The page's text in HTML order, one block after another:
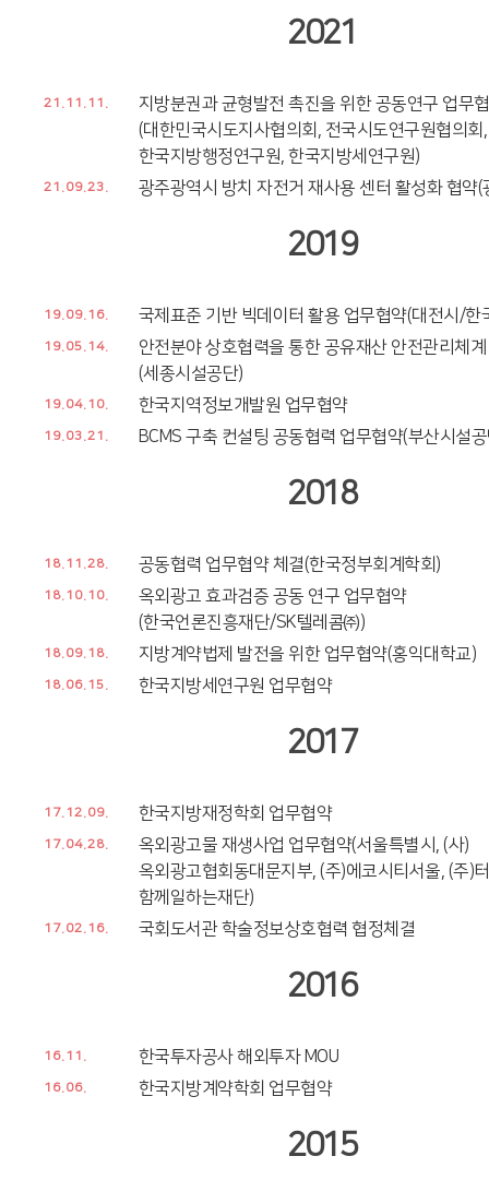
2021
21.11.11.
지방분권과 균형발전 촉진을 위한 공동연구 업무
(대한민국시도지사협의회, 전국시도연구원협의회,
한국지방행정연구원, 한국지방세연구원)
21.09.23. 광주광역시 방치 자전거 재사용 센터 활성화 협약(
2019
19.09.16. 국제표준 기반 빅데이터 활용 업무협약(대전시/한
19.05.14.
안전분야 상호협력을 통한 공유재산 안전관리체
(세종시설공단)
19.04.10. 한국지역정보개발원 업무협약
19.03.21. BCMS 구축 컨설팅 공동협력 업무협약(부산시설
2018
18.11.28. 공동협력 업무협약 체결(한국정부회계학회)
18.10.10.
옥외광고 효과검증 공동 연구 업무협약
(한국언론진흥재단/SK텔레콤㈜)
18.09.18. 지방계약법제 발전을 위한 업무협약(홍익대학교)
18.06.15. 한국지방세연구원 업무협약
2017
17.12.09. 한국지방재정학회 업무협약
17.04.28.
옥외광고물 재생사업 업무협약(서울특별시, (사)
옥외광고협회동대문지부, (주)에코시티서울, (주)
함께일하는재단)
17.02.16. 국회도서관 학술정보상호협력 협정체결
2016
16.11. 한국투자공사 해외투자 MOU
16.06. 한국지방계약학회 업무협약
2015